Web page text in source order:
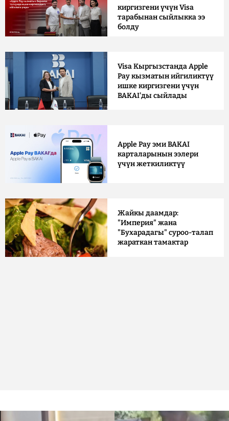
киргизгени үчүн Visa
тарабынан сыйлыкка ээ
болду
Visa Кыргызстанда Apple
Pay кызматын ийгиликтүү
ишке киргизгени үчүн
BAKAI'ды сыйлады
Apple Pay эми BAKAI
карталарынын ээлери
үчүн жеткиликтүү
Жайкы даамдар:
"Империя" жана
"Бухарадагы" суроо-талап
жараткан тамактар